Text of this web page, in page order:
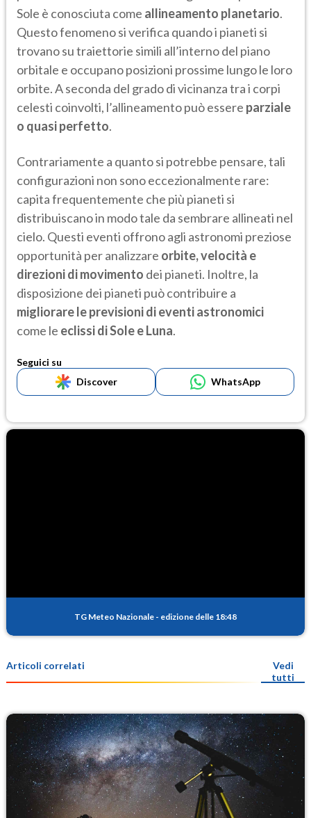
Sole è conosciuta come allineamento planetario.
Questo fenomeno si verifica quando i pianeti si
trovano su traiettorie simili all’interno del piano
orbitale e occupano posizioni prossime lungo le loro
orbite. A seconda del grado di vicinanza tra i corpi
celesti coinvolti, l’allineamento può essere parziale
o quasi perfetto.
Contrariamente a quanto si potrebbe pensare, tali
configurazioni non sono eccezionalmente rare:
capita frequentemente che più pianeti si
distribuiscano in modo tale da sembrare allineati nel
cielo. Questi eventi offrono agli astronomi preziose
opportunità per analizzare orbite, velocità e
direzioni di movimento dei pianeti. Inoltre, la
disposizione dei pianeti può contribuire a
migliorare le previsioni di eventi astronomici
come le eclissi di Sole e Luna.
Seguici su
Discover
WhatsApp
TG Meteo Nazionale - edizione delle 18:48
Articoli correlati
Vedi
tutti